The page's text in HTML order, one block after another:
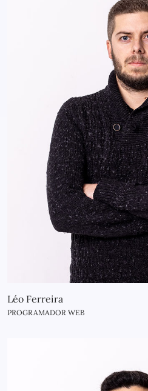
Léo Ferreira
PROGRAMADOR WEB